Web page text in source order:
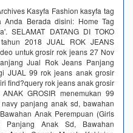
Kasyfa Fashion kasyfa tag
Berada disini: Home Tag
SELAMAT DATANG DI TOKO
2018 JUAL ROK JEANS
untuk grosir rok jeans 27 Nov
Jual Rok Jeans Panjang
JUAL 99 rok jeans anak grosir
find?query rok jeans anak grosir
GROSIR menemukan 99
panjang anak sd, bawahan
Anak Perempuan (Girls
Anak Sd, Bawahan